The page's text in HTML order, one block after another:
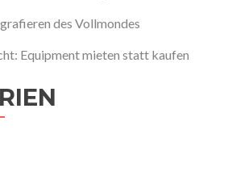
des Vollmondes
Equipment mieten statt kaufen